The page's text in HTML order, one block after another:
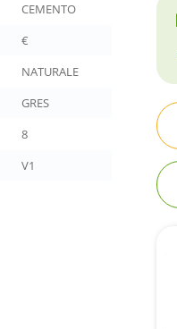
CEMENTO
€
NATURALE
GRES
8
V1